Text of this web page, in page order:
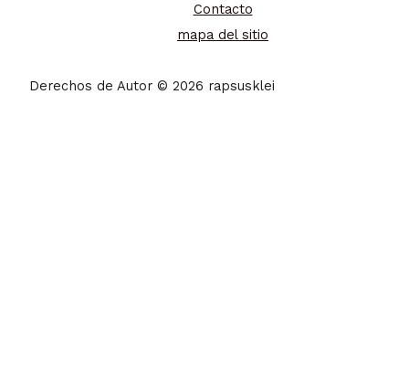
Contacto
mapa del sitio
Derechos de Autor © 2026 rapsusklei